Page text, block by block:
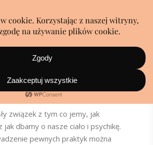
związek z tym co jemy, jak
dbamy o nasze ciało i psychikę.
pewnych praktyk można